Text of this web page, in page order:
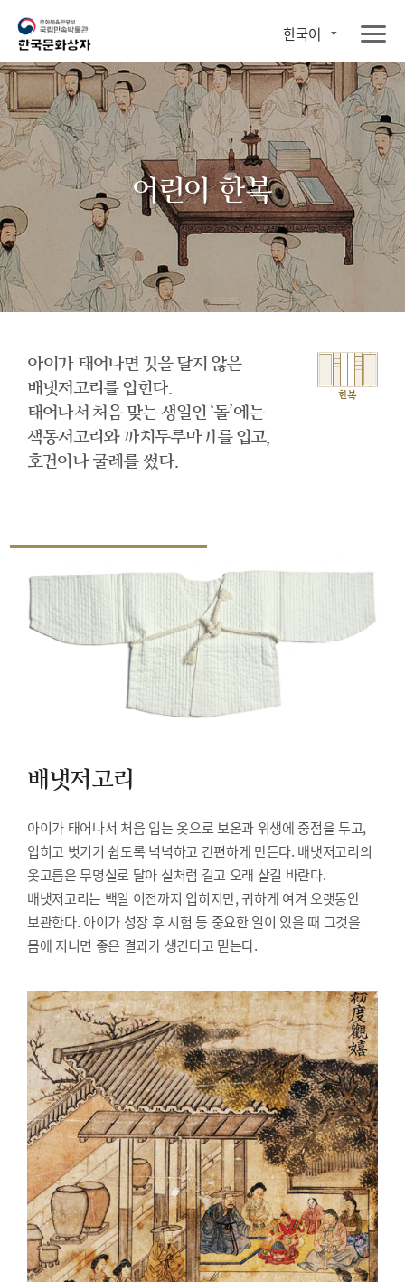
한국어
어린이 한복
아이가 태어나면 깃을 달지 않은
배냇저고리를 입힌다.
태어나서 처음 맞는 생일인 ‘돌’에는
색동저고리와 까치두루마기를 입고,
호건이나 굴레를 썼다.
한복
배냇저고리
아이가 태어나서 처음 입는 옷으로 보온과 위생에 중점을 두고,
입히고 벗기기 쉽도록 넉넉하고 간편하게 만든다. 배냇저고리의
옷고름은 무명실로 달아 실처럼 길고 오래 살길 바란다.
배냇저고리는 백일 이전까지 입히지만, 귀하게 여겨 오랫동안
보관한다. 아이가 성장 후 시험 등 중요한 일이 있을 때 그것을
몸에 지니면 좋은 결과가 생긴다고 믿는다.